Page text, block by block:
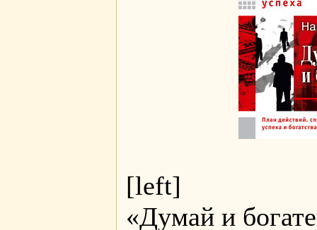
[left]
«Думай и